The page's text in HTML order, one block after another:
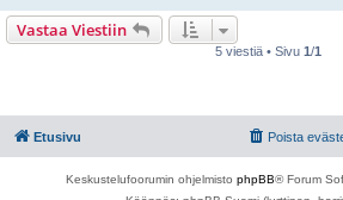
Vastaa Viestiin
5 viestiä • Sivu 1/1
Etusivu Poista
Keskustelufoorumin ohjelmisto phpBB® Forum